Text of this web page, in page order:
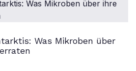
Was Mikroben über